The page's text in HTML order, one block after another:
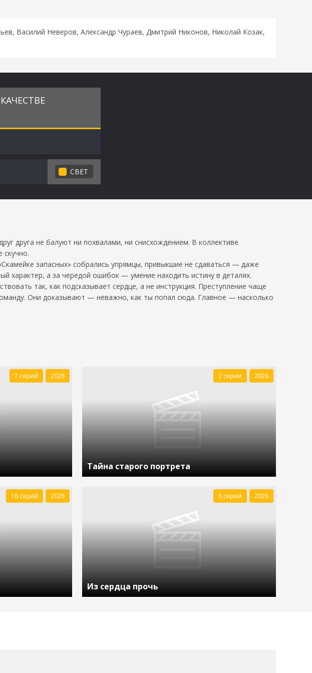
Василий Неверов, Александр Чураев, Дмитрий Никонов, Николай Козак,
СВЕТ
друга не балуют ни похвалами, ни снисхождением. В коллективе
запасных» собрались упрямцы, привыкшие не сдаваться — даже
характер, а за чередой ошибок — умение находить истину в деталях.
так, как подсказывает сердце, а не инструкция. Преступление чаще
Они доказывают — неважно, как ты попал сюда. Главное — насколько
7 серий 2026
Тайна старого портрета
2 серии 2026
16 серий 2026
Из сердца прочь
8 серий 2026